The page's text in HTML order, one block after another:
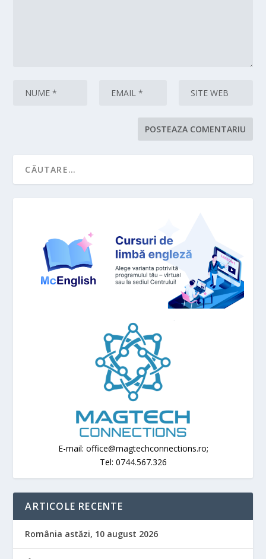
E-mail: office@magtechconnections.ro;
Tel: 0744.567.326
ARTICOLE RECENTE
România astăzi, 10 august 2026